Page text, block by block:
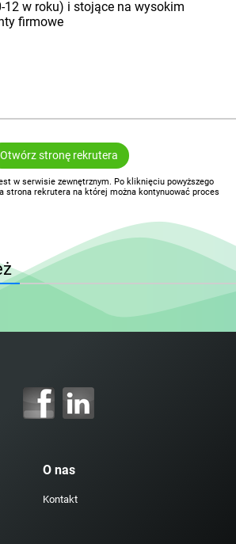
12 w roku) i stojące na wysokim
firmowe
Otwórz stronę rekrutera
w serwisie zewnętrznym. Po kliknięciu powyższego
strona rekrutera na której można kontynuować proces
O nas
Kontakt